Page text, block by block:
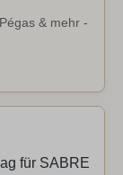
& mehr -